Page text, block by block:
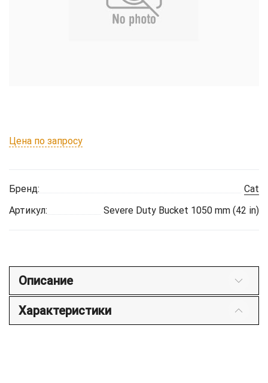
Цена по запросу
Бренд:
Cat
Артикул:
Severe Duty Bucket 1050 mm (42 in)
Описание
Характеристики